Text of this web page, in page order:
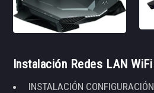
Instalación Redes LAN
INSTALACIÓN